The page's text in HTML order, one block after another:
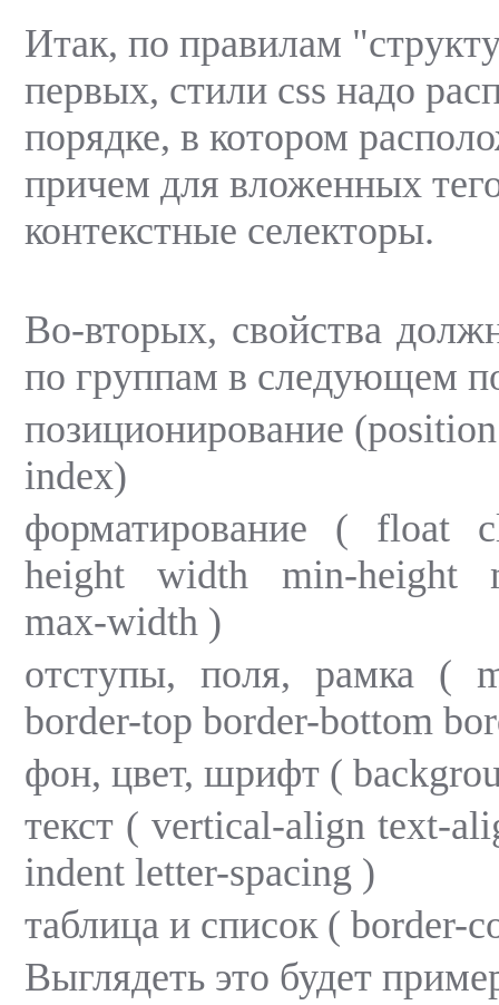
Итак, по правилам
первых, стили css надо
порядке, в котором
причем для вложенных
контекстные селекторы.
Во-вторых, свойства
по группам в следующем
позиционирование
index)
форматирование ( float
height width min-height
max-width )
отступы, поля, рамка (
border-top border-bottom
фон, цвет, шрифт (
текст ( vertical-align text-
indent letter-spacing )
таблица и список ( border-
Выглядеть это будет